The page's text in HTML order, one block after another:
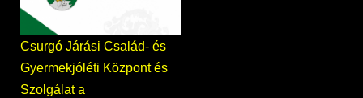
Csurgó Járási Család- és
Gyermekjóléti Központ és
Szolgálat a